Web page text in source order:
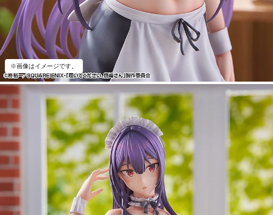
※画像はイメージです。